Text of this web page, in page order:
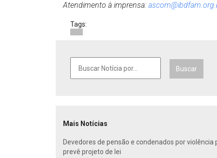
Atendimento à imprensa:
Tags:
Buscar
Mais Notícias
Devedores de pensão e condenados por
prevê projeto de lei